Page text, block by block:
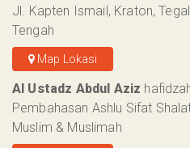
Jl. Kapten Ismail, Kraton,
Tengah
Map Lokasi
Al Ustadz Abdul Aziz
Pembahasan Ashlu Sifat
Muslim & Muslimah